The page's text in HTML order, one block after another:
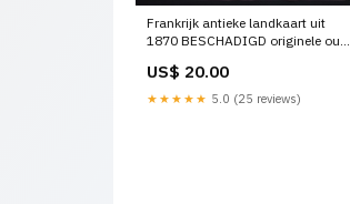
Frankrijk antieke landkaart uit
1870 BESCHADIGD originele oude
Kirgizië
US$ 20.00
★★★★★ 5.0 (25 reviews)